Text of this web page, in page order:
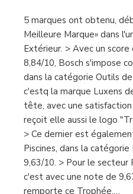
5 marques ont obtenu,
Meilleure Marque» dans
Extérieur. > Avec un
8,84/10, Bosch s'impose
dans la catégorie Outils
c'estq la marque Luxens
tête, avec une
reçoit elle aussi le logo
> Ce dernier est
Piscines, dans la
9,63/10. > Pour le
c'est avec une note de
remporte ce Trophée.…